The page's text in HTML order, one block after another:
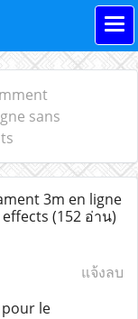
sans
3m en ligne
(152 อ่าน)
แจ้งลบ
le